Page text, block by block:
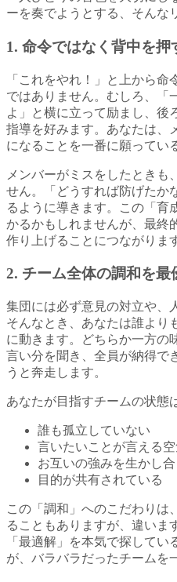
ーを奏でようとする、そんな
1. 命令ではなく背中を押
「これをやれ！」と上から
ではありません。むしろ、「
よ」と横に立って励まし、後
指導を好みます。あなたは、
になることを一番に願ってい
メンバーがミスをしたときも
せん。「どうすれば防げたか
るように導きます。この「育
かるかもしれませんが、最終
作り上げることにつながりま
2. チーム全体の調和を最
集団には必ず意見の対立や、
そんなとき、あなたは誰より
に動きます。どちらか一方の
言い分を聞き、全員が納得で
うと奔走します。
あなたが目指すチームの状態
誰も孤立していない
言いたいことが言える
お互いの強みを生かし
目的が共有されている
この「調和」へのこだわりは
ることもありますが、違いま
「最適解」を本気で探して
が、バラバラだったチームを